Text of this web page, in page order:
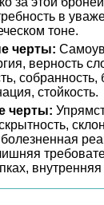
в
тоне.
черты:
верность
собранность,
стойкость.
черты:
болезненная